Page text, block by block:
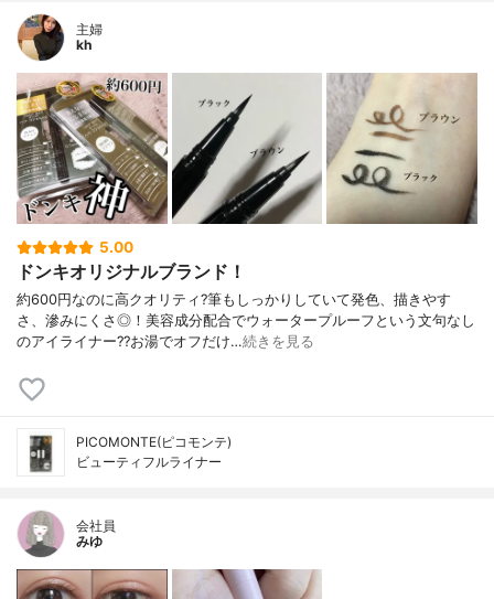
主婦
kh
5.00
ドンキオリジナルブランド！
約600円なのに高クオリティ?筆もしっかりしていて発色、描きやす
さ、滲みにくさ◎！美容成分配合でウォータープルーフという文句なし
のアイライナー??お湯でオフだけ…続きを見る
PICOMONTE(ピコモンテ)
ビューティフルライナー
会社員
みゆ